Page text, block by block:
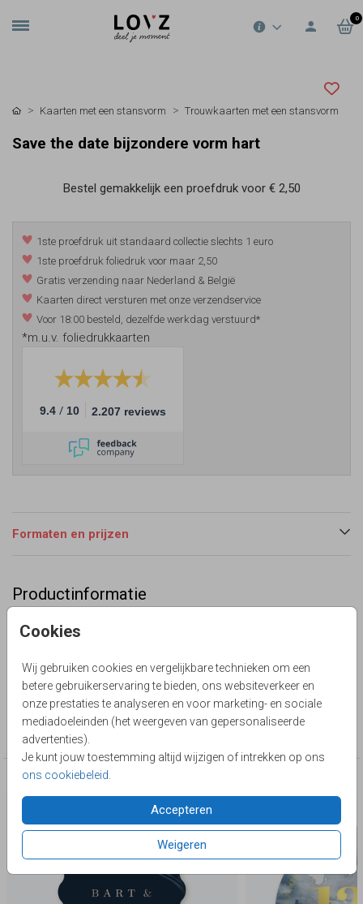
0
Cookies
Wij gebruiken cookies en vergelijkbare technieken om een
betere gebruikerservaring te bieden, ons websiteverkeer en
onze prestaties te analyseren en voor marketing- en sociale
mediadoeleinden (het weergeven van gepersonaliseerde
advertenties).
Je kunt jouw toestemming altijd wijzigen of intrekken op ons
ons cookiebeleid
Accepteren
Weigeren
Kaarten met een stansvorm Trouwkaarten met een stansvorm
Save the date bijzondere vorm hart
Bestel gemakkelijk een proefdruk voor € 2,50
1ste proefdruk uit standaard collectie slechts 1 euro
1ste proefdruk foliedruk voor maar 2,50
Gratis verzending naar Nederland & België
Kaarten direct versturen met onze verzendservice
Voor 18:00 besteld, dezelfde werkdag verstuurd*
*m.u.v. foliedrukkaarten
9.4 / 10 2.207 reviews
Formaten en prijzen
Productinformatie
Omschrijving
ondergrond. Het hartje is gestanst.
Lievez
Collectie
Trouwkaarten met een stansvorm
Deze producten zijn wellicht ook iets voor je